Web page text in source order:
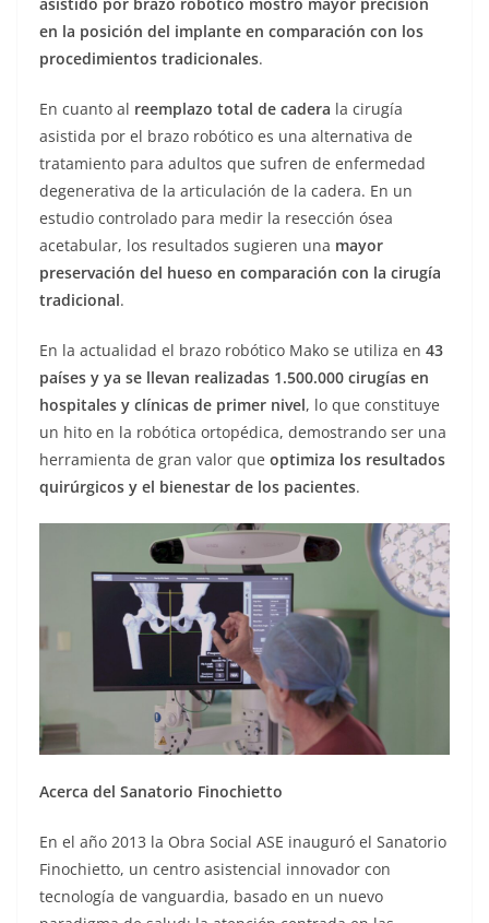
asistido por brazo robótico mostró mayor precisión
en la posición del implante en comparación con los
procedimientos tradicionales.
En cuanto al reemplazo total de cadera la cirugía
asistida por el brazo robótico es una alternativa de
tratamiento para adultos que sufren de enfermedad
degenerativa de la articulación de la cadera. En un
estudio controlado para medir la resección ósea
acetabular, los resultados sugieren una mayor
preservación del hueso en comparación con la cirugía
tradicional.
En la actualidad el brazo robótico Mako se utiliza en 43
países y ya se llevan realizadas 1.500.000 cirugías en
hospitales y clínicas de primer nivel, lo que constituye
un hito en la robótica ortopédica, demostrando ser una
herramienta de gran valor que optimiza los resultados
quirúrgicos y el bienestar de los pacientes.
Acerca del Sanatorio Finochietto
En el año 2013 la Obra Social ASE inauguró el Sanatorio
Finochietto, un centro asistencial innovador con
tecnología de vanguardia, basado en un nuevo